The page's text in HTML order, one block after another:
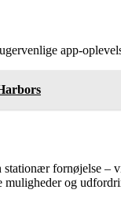
app-
fornøjelse
muligheder og